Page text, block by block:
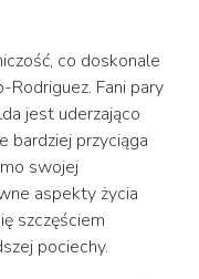
co doskonale
Rodriguez. Fani pary
jest uderzająco
bardziej przyciąga
swojej
aspekty życia
szczęściem
pociechy.